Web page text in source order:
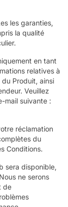
les garanties,
la qualité
en tant
relatives à
Produit, ainsi
Veuillez
mail suivante :
réclamation
du
Conditions.
sera disponible,
ne serons
de